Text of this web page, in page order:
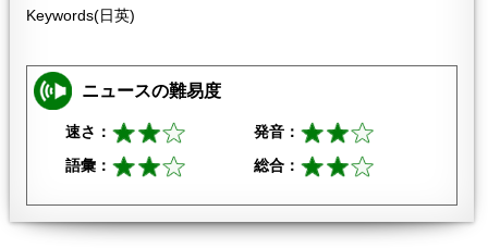
Keywords(日英)
ニュースの難易度
速さ：
発音：
語彙：
総合：